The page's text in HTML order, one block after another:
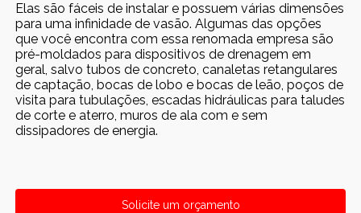
Elas são fáceis de instalar e possuem várias dimensões
para uma infinidade de vasão. Algumas das opções
que você encontra com essa renomada empresa são
pré-moldados para dispositivos de drenagem em
geral, salvo tubos de concreto, canaletas retangulares
de captação, bocas de lobo e bocas de leão, poços de
visita para tubulações, escadas hidráulicas para taludes
de corte e aterro, muros de ala com e sem
dissipadores de energia.
Solicite um orçamento